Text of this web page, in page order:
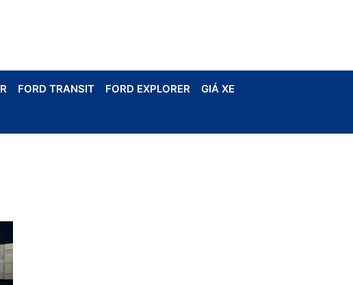
FORD TRANSIT FORD EXPLORER
GIÁ XE